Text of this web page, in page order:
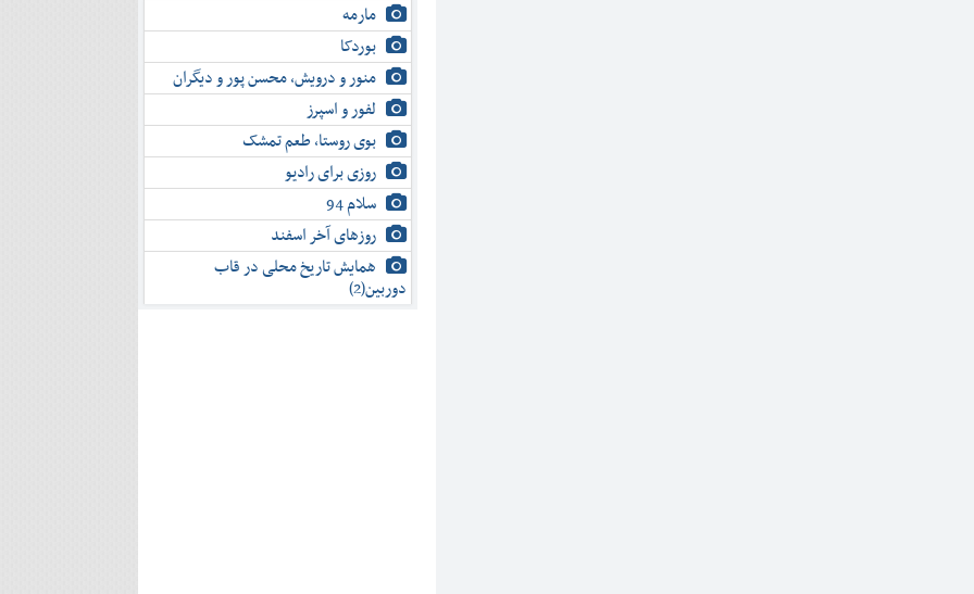
مارمه
بوردکا
منور و درویش، محسن پور و دیگران
لفور و اسپرز
بوی روستا، طعم تمشک
روزی برای رادیو
سلام 94
روزهای آخر اسفند
همایش تاریخ محلی در قاب
دوربین(2)